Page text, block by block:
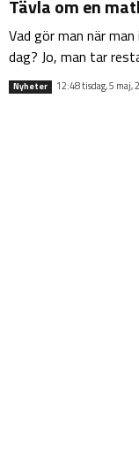
Tävla om en
Vad gör man när
dag? Jo, man tar
Nyheter 12:48 tisdag, 5 maj,